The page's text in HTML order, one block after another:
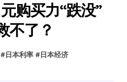
购买力“跌没”
不了？
#日本利率 #日本经济